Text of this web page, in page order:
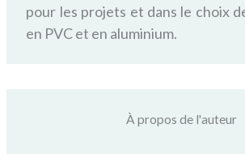
pour les projets et dans le choix
en PVC et en aluminium.
À propos de l'auteur